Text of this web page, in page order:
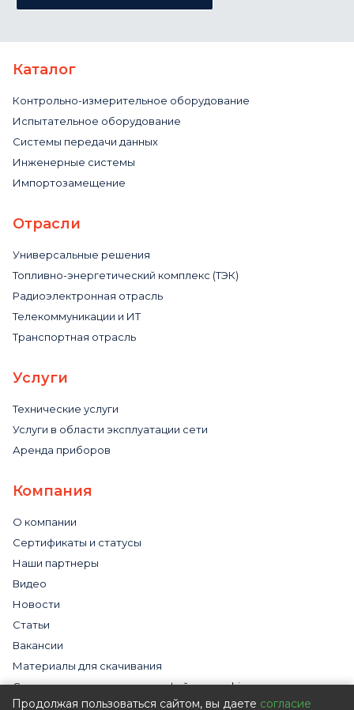
Каталог
Контрольно-измерительное оборудование
Испытательное оборудование
Системы передачи данных
Инженерные системы
Импортозамещение
Отрасли
Универсальные решения
Топливно-энергетический комплекс (ТЭК)
Радиоэлектронная отрасль
Телекоммуникации и ИТ
Транспортная отрасль
Услуги
Технические услуги
Услуги в области эксплуатации сети
Аренда приборов
Компания
О компании
Сертификаты и статусы
Наши партнеры
Видео
Новости
Статьи
Вакансии
Материалы для скачивания
Cогласие на использование файлов cookies
Обработка персональных данных с помощью сервиса
Продолжая пользоваться сайтом, вы даете согласие